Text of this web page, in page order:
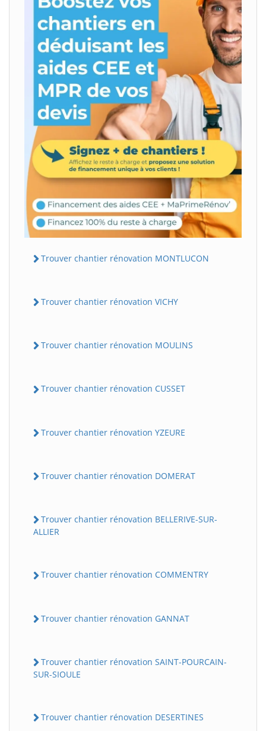
Trouver chantier rénovation MONTLUCON
Trouver chantier rénovation VICHY
Trouver chantier rénovation MOULINS
Trouver chantier rénovation CUSSET
Trouver chantier rénovation YZEURE
Trouver chantier rénovation DOMERAT
Trouver chantier rénovation BELLERIVE-SUR-
ALLIER
Trouver chantier rénovation COMMENTRY
Trouver chantier rénovation GANNAT
Trouver chantier rénovation SAINT-POURCAIN-
SUR-SIOULE
Trouver chantier rénovation DESERTINES